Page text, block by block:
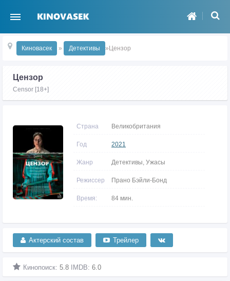
Киновасек » Детективы »Цензор
Цензор
Censor [18+]
Страна Великобритания
Год 2021
Жанр Детективы, Ужасы
Режиссер Прано Бэйли-Бонд
Время: 84 мин.
Актерский состав Трейлер
Кинопоиск: 5.8 IMDB: 6.0